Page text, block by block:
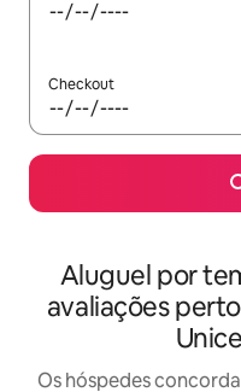
Checkout
Aluguel por
avaliações
Os hóspedes